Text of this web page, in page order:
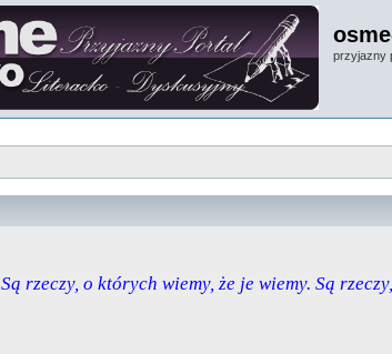
przyjazny
Są rzeczy, o których wiemy, że je wiemy. Są